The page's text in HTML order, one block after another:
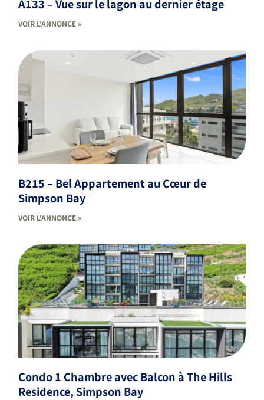
A133 – Vue sur le lagon au dernier étage
VOIR L'ANNONCE »
B215 – Bel Appartement au Cœur de
Simpson Bay
VOIR L'ANNONCE »
Condo 1 Chambre avec Balcon à The Hills
Residence, Simpson Bay